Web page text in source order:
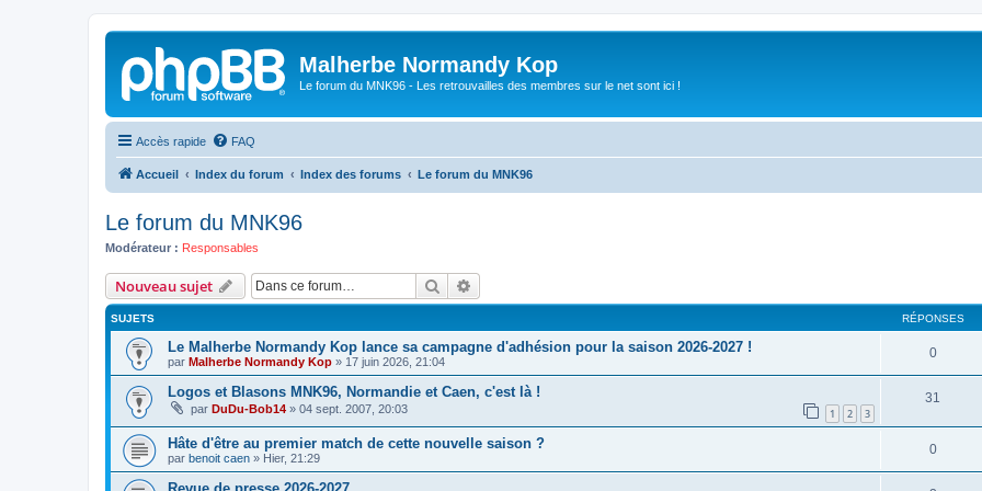
Malherbe Normandy Kop
Le forum du MNK96 - Les retrouvailles des membres sur le net sont ici !
Accès rapide FAQ
Accueil Index du forum Index des forums Le forum du MNK96
Le forum du MNK96
Modérateur : Responsables
Nouveau sujet Rechercher
SUJETS RÉPONSES
Le Malherbe Normandy Kop lance sa campagne d'adhésion pour la saison 2026-2027 !
par Malherbe Normandy Kop » 17 juin 2026, 21:04
0
Logos et Blasons MNK96, Normandie et Caen, c'est là !
par DuDu-Bob14 » 04 sept. 2007, 20:03 1 2 3
31
Hâte d'être au premier match de cette nouvelle saison ?
par benoit caen » Hier, 21:29
0